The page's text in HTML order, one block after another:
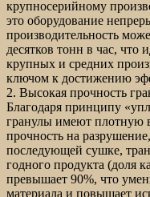
крупносерийному
это оборудование
производительность
десятков тонн в час, что
крупных и средних
ключом к достижению
2. Высокая прочность
Благодаря принципу
гранулы имеют плотную
прочность на
последующей сушке,
годного продукта (доля
превышает 90%, что
материала и повышает